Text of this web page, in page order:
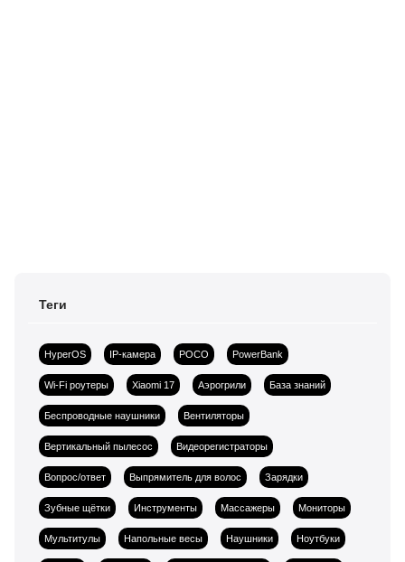
Теги
HyperOS IP-камера POCO PowerBank
Wi-Fi роутеры Xiaomi 17 Аэрогрили База знаний
Беспроводные наушники Вентиляторы
Вертикальный пылесос Видеорегистраторы
Вопрос/ответ Выпрямитель для волос Зарядки
Зубные щётки Инструменты Массажеры Мониторы
Мультитулы Напольные весы Наушники Ноутбуки